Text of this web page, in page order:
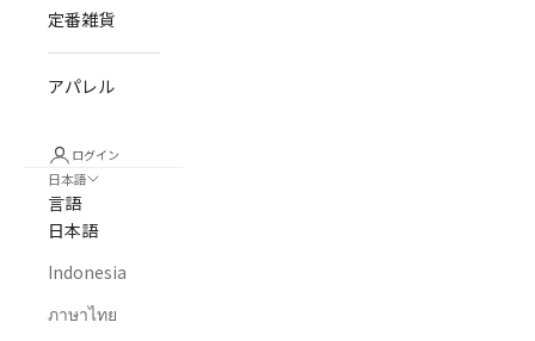
定番雑貨
アパレル
ログイン
日本語
言語
日本語
Indonesia
ภาษาไทย